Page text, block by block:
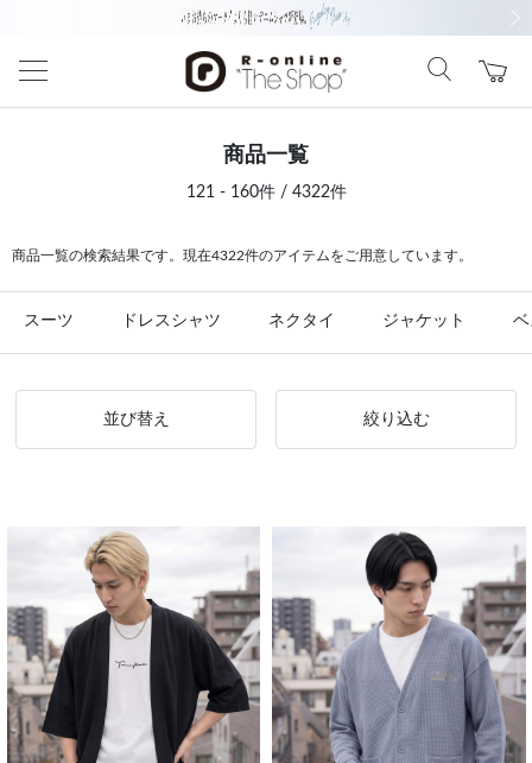
商品一覧
121 - 160件 / 4322件
商品一覧の検索結果です。現在4322件のアイテムをご用意しています。
スーツ ドレスシャツ ネクタイ ジャケット
並び替え 絞り込む